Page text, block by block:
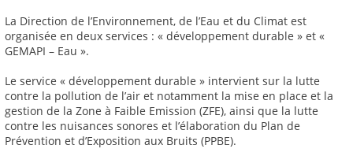
La Direction de l’Environnement, de l’Eau et du Climat est
organisée en deux services : « développement durable » et «
GEMAPI – Eau ».
Le service « développement durable » intervient sur la lutte
contre la pollution de l’air et notamment la mise en place et la
gestion de la Zone à Faible Emission (ZFE), ainsi que la lutte
contre les nuisances sonores et l’élaboration du Plan de
Prévention et d’Exposition aux Bruits (PPBE).